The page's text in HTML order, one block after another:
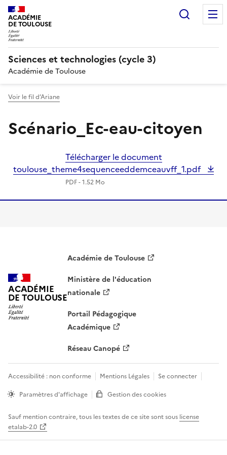
ACADÉMIE
DE TOULOUSE
Sciences et technologies (cycle 3)
Académie de Toulouse
Voir le fil d’Ariane
Scénario_Ec-eau-citoyen
Télécharger le document
toulouse_theme4sequenceeddemceauvff_1.pdf
PDF - 1.52 Mo
ACADÉMIE
DE TOULOUSE
Académie de Toulouse
Ministère de l'éducation
nationale
Portail Pédagogique
Académique
Réseau Canopé
Accessibilité : non conforme Mentions Légales
Se connecter
Paramètres d'affichage
Gestion des cookies
Sauf mention contraire, tous les textes de ce site sont sous license
etalab-2.0